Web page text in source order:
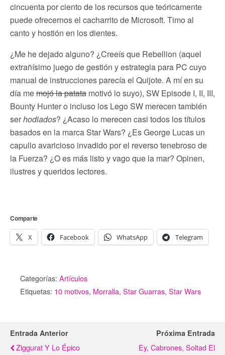
cincuenta por ciento de los recursos que teóricamente
puede ofrecernos el cacharrito de Microsoft. Timo al
canto y hostión en los dientes.
¿Me he dejado alguno? ¿Creeís que Rebellion (aquel
extrañísimo juego de gestión y estrategia para PC cuyo
manual de instrucciones parecía el Quijote. A mí en su
día memojó la patata motivó lo suyo), SW Episode I, II, III,
Bounty Hunter o incluso los Lego SW merecen también
serhodiados? ¿Acaso lo merecen casi todos los títulos
basados en la marca Star Wars? ¿Es George Lucas un
capullo avaricioso invadido por el reverso tenebroso de
la Fuerza? ¿O es más listo y vago que la mar? Opinen,
ilustres y queridos lectores.
Comparte
X Facebook WhatsApp Telegram
Categorías: Artículos
Etiquetas: 10 motivos, Morralla, Star Guarras, Star Wars
Entrada Anterior
Ziggurat Y Lo Épico
Próxima Entrada
Ey, Cabrones, Soltad El